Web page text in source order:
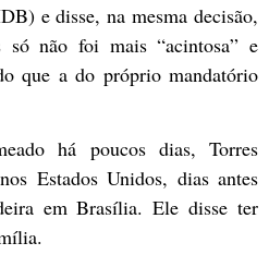
e disse, na mesma decisão,
só não foi mais “acintosa” e
que a do próprio mandatório
há poucos dias, Torres
Estados Unidos, dias antes
em Brasília. Ele disse ter